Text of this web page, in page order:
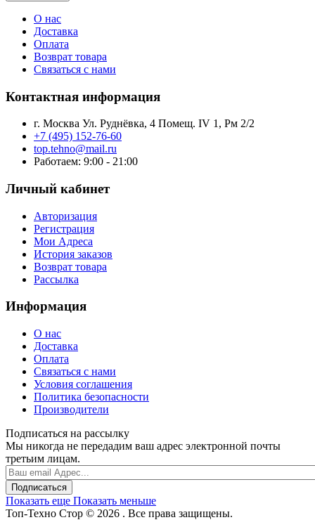
О нас
Доставка
Оплата
Возврат товара
Связаться с нами
Контактная информация
г. Москва Ул. Руднёвка, 4 Помещ. IV 1, Рм 2/2
+7 (495) 152-76-60
top.tehno@mail.ru
Работаем: 9:00 - 21:00
Личный кабинет
Авторизация
Регистрация
Мои Адреса
История заказов
Возврат товара
Рассылка
Информация
О нас
Доставка
Оплата
Связаться с нами
Условия соглашения
Политика безопасности
Производители
Подписаться на рассылку
Мы никогда не передадим ваш адрес электронной почты
третьим лицам.
Подписаться
Показать еще Показать меньше
Топ-Техно Стор © 2026 . Все права защищены.